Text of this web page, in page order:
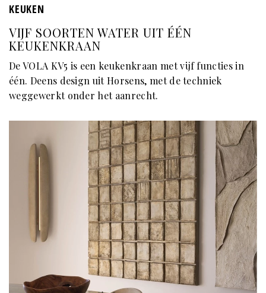
KEUKEN
VIJF SOORTEN WATER UIT ÉÉN
KEUKENKRAAN
De VOLA KV5 is een keukenkraan met vijf functies in
één. Deens design uit Horsens, met de techniek
weggewerkt onder het aanrecht.